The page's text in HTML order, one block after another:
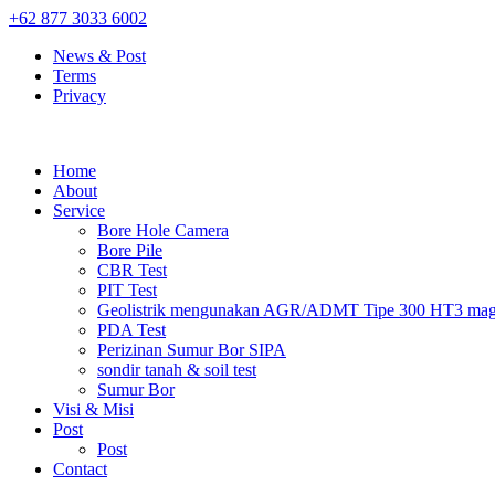
+62 877 3033 6002
News & Post
Terms
Privacy
Home
About
Service
Bore Hole Camera
Bore Pile
CBR Test
PIT Test
Geolistrik mengunakan AGR/ADMT Tipe 300 HT3
PDA Test
Perizinan Sumur Bor SIPA
sondir tanah & soil test
Sumur Bor
Visi & Misi
Post
Post
Contact